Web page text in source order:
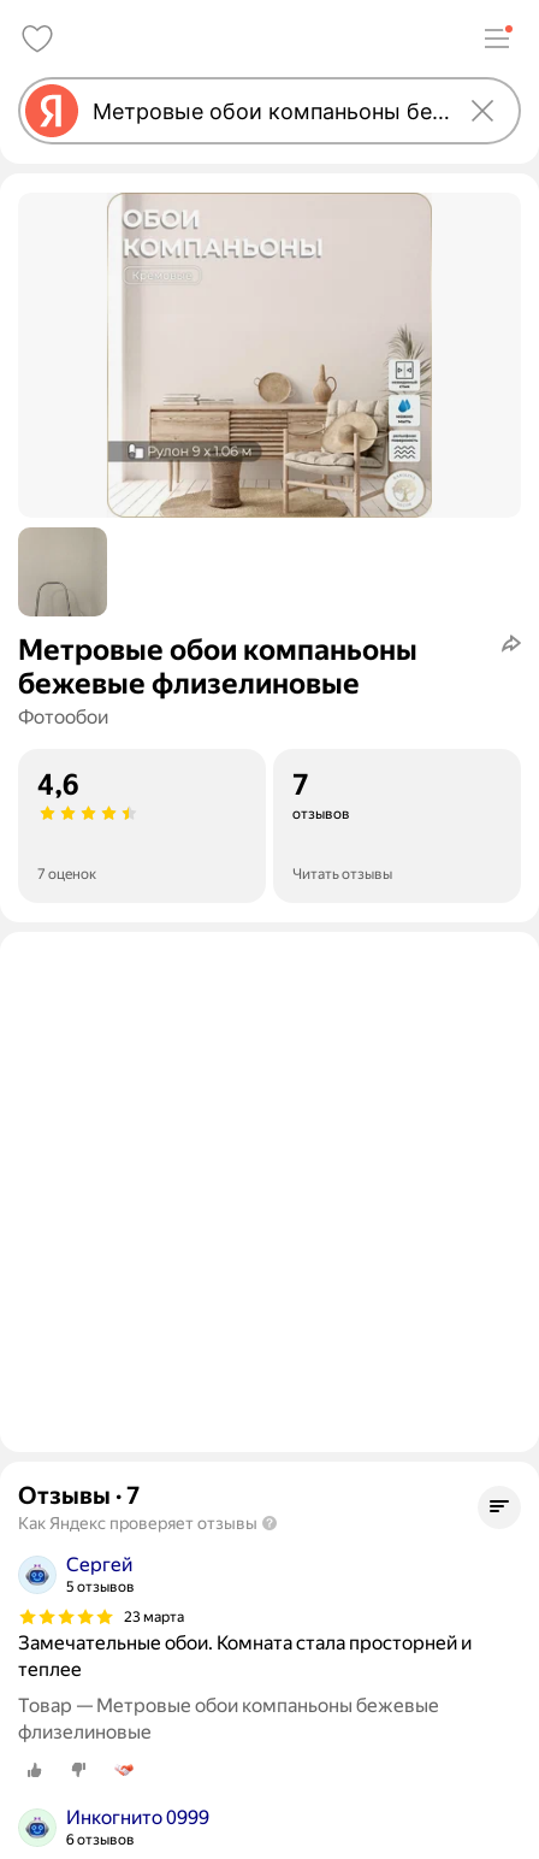
Метровые обои компаньоны
бежевые флизелиновые
Фотообои
4,6
7 оценок
7
отзывов
Читать отзывы
Отзывы ·7
Как Яндекс проверяет отзывы
Сергей
5 отзывов
23 марта
Замечательные обои. Комната стала просторней и
теплее
Товар — Метровые обои компаньоны бежевые
флизелиновые
Инкогнито 0999
6 отзывов